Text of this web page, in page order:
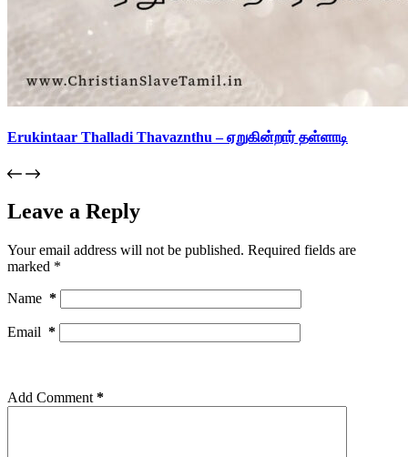
Erukintaar Thalladi Thavaznthu – ஏறுகின்றார் தள்ளாடி
Leave a Reply
Your email address will not be published. Required fields are
marked *
Name *
Email *
Add Comment *